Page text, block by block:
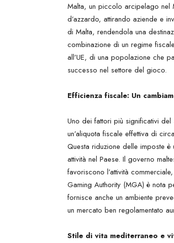
Malta, un piccolo arcipelago nel
d’azzardo, attirando aziende e
di Malta, rendendola una
combinazione di un regime
all’UE, di una popolazione che
successo nel settore del gioco.
Efficienza fiscale: Un
Uno dei fattori più significativi
un’aliquota fiscale effettiva di
Questa riduzione delle imposte
attività nel Paese. Il governo
favoriscono l’attività
Gaming Authority (MGA) è nota
fornisce anche un ambiente
un mercato ben regolamentato
Stile di vita mediterraneo e